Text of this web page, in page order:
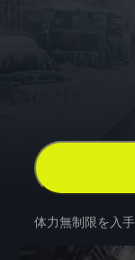
体力無制限を入